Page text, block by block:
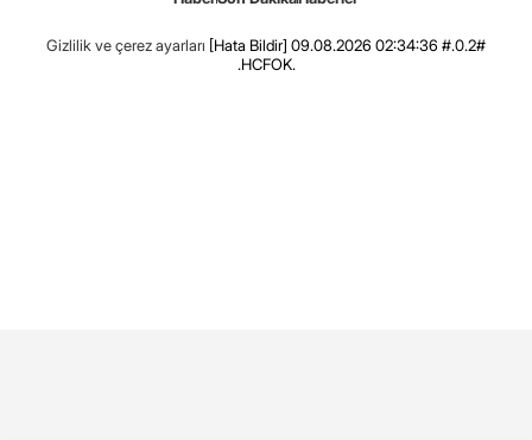
Gizlilik ve çerez ayarları [Hata Bildir] 09.08.2026 02:34:36 #.0.2#
.HCFOK.